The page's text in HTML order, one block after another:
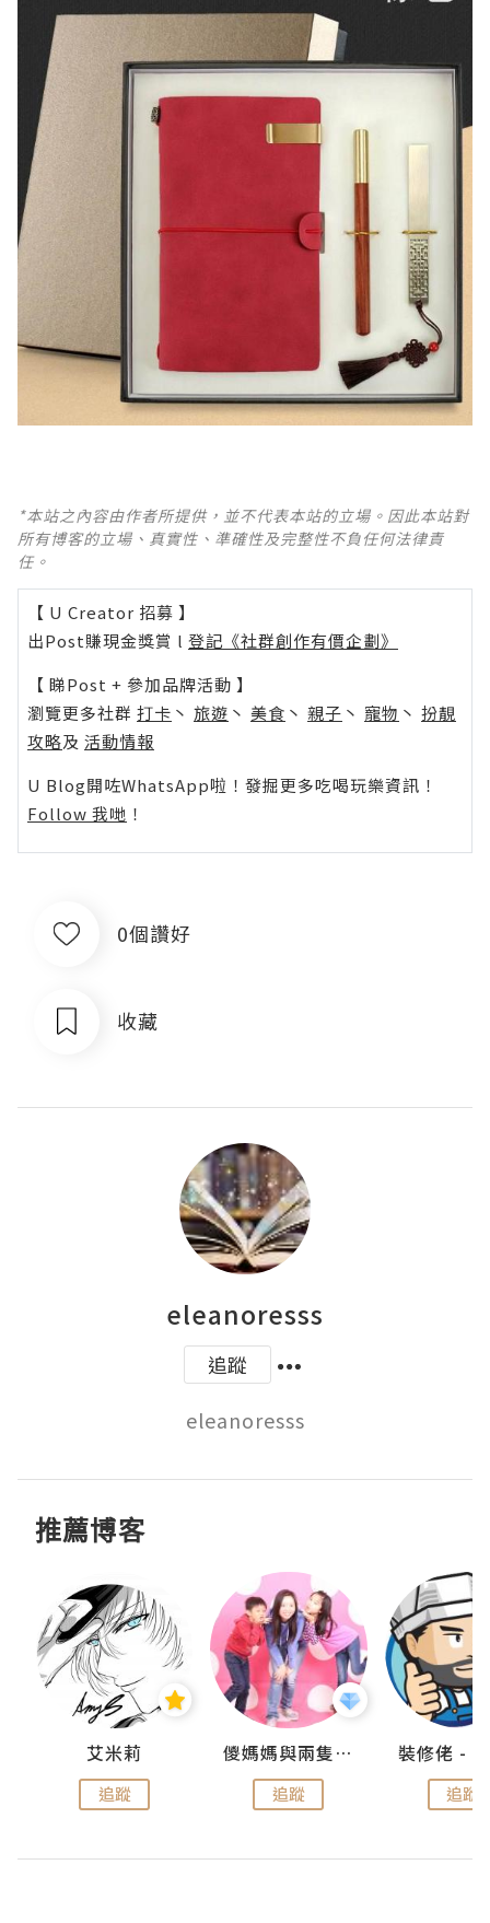
*本站之內容由作者所提供，並不代表本站的立場。因此本站對
所有博客的立場、真實性、準確性及完整性不負任何法律責
任。
【 U Creator 招募 】
出Post賺現金獎賞 l 登記《社群創作有價企劃》
【 睇Post + 參加品牌活動 】
瀏覽更多社群 打卡 丶 旅遊 丶 美食 丶 親子 丶 寵物 丶 扮靚
攻略及 活動情報
U Blog開咗WhatsApp啦！發掘更多吃喝玩樂資訊！
Follow 我哋 ！
0個讚好
收藏
eleanoresss
追蹤
eleanoresss
推薦博客
艾米莉
追蹤
儍媽媽與兩隻小魔怪之家
追蹤 追蹤